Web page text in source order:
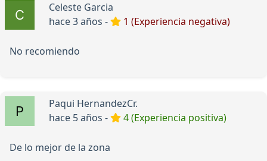
Celeste Garcia
hace 3 años -
1 (Experiencia negativa)
No recomiendo
Paqui HernandezCr.
hace 5 años -
4 (Experiencia positiva)
De lo mejor de la zona